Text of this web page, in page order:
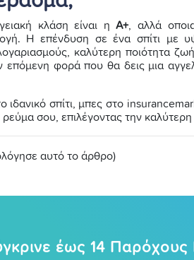
κλάση είναι η Α+, αλλά
Η επένδυση σε ένα σπίτι με
καλύτερη ποιότητα
επόμενη φορά που θα δεις μια
ιδανικό σπίτι, μπες στο
ρεύμα σου, επιλέγοντας την
αυτό το άρθρο)
έως 14 Παρόχους